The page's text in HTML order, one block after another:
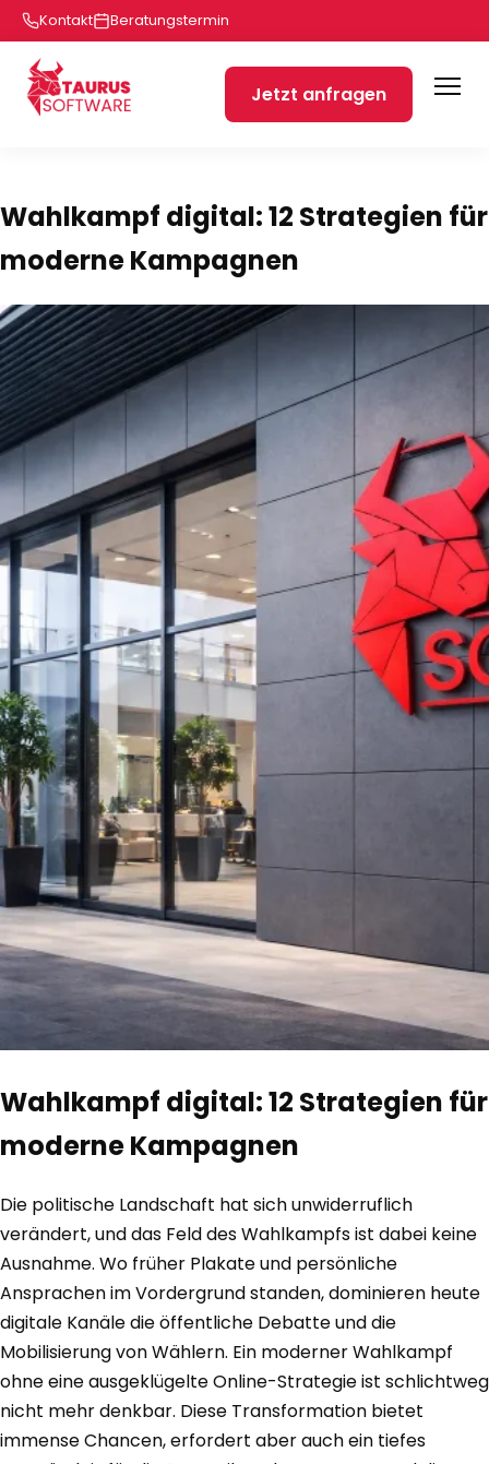
Kontakt Beratungstermin
Jetzt anfragen
Wahlkampf digital: 12 Strategien für
moderne Kampagnen
Wahlkampf digital: 12 Strategien für
moderne Kampagnen
Die politische Landschaft hat sich unwiderruflich
verändert, und das Feld des Wahlkampfs ist dabei keine
Ausnahme. Wo früher Plakate und persönliche
Ansprachen im Vordergrund standen, dominieren heute
digitale Kanäle die öffentliche Debatte und die
Mobilisierung von Wählern. Ein moderner Wahlkampf
ohne eine ausgeklügelte Online-Strategie ist schlichtweg
nicht mehr denkbar. Diese Transformation bietet
immense Chancen, erfordert aber auch ein tiefes